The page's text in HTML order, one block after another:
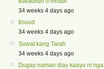
34 weeks 4 days ago
tinuod
34 weeks 4 days ago
Suwat kang Tarah
34 weeks 4 days ago
Dugay naman diay kaayo ni nga